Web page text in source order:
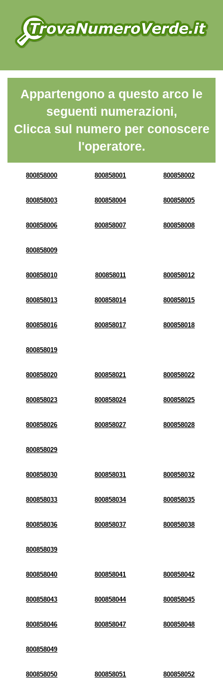
Appartengono a questo arco le
seguenti numerazioni,
Clicca sul numero per conoscere
l'operatore.
800858000 800858001 800858002
800858003 800858004 800858005
800858006 800858007 800858008
800858009
800858010 800858011 800858012
800858013 800858014 800858015
800858016 800858017 800858018
800858019
800858020 800858021 800858022
800858023 800858024 800858025
800858026 800858027 800858028
800858029
800858030 800858031 800858032
800858033 800858034 800858035
800858036 800858037 800858038
800858039
800858040 800858041 800858042
800858043 800858044 800858045
800858046 800858047 800858048
800858049
800858050 800858051 800858052